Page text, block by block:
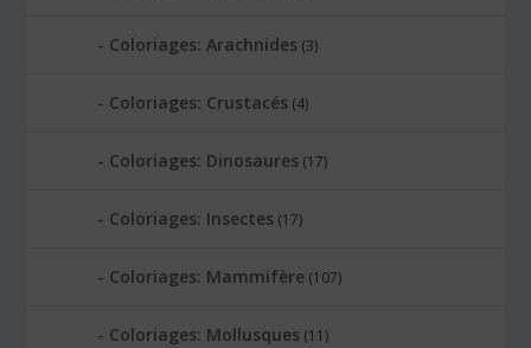
Coloriages: Arachnides (3)
Coloriages: Crustacés (4)
Coloriages: Dinosaures (17)
Coloriages: Insectes (17)
Coloriages: Mammifère (107)
Coloriages: Mollusques (11)